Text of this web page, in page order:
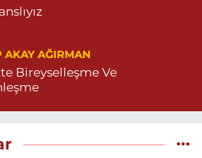
AKAY AĞIRMAN
Bireyselleşme Ve